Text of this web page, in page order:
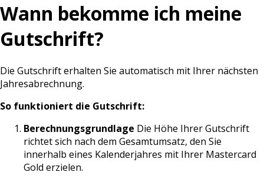
Wann bekomme ich meine
Gutschrift?
Die Gutschrift erhalten Sie automatisch mit Ihrer nächsten
Jahresabrechnung.
So funktioniert die Gutschrift:
Berechnungsgrundlage Die Höhe Ihrer Gutschrift
richtet sich nach dem Gesamtumsatz, den Sie
innerhalb eines Kalenderjahres mit Ihrer Mastercard
Gold erzielen.